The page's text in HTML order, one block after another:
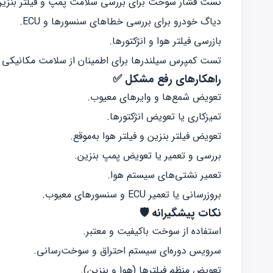
دیاگ خودرو برای بررسی خطاهای سنسورها و ECU.
بازرسی فیلتر هوا و انژکتورها.
تست کمپرس سیلندرها برای اطمینان از سلامت مکانیکی
راهکارهای رفع مشکل ✅
تعویض شمع‌ها و وایرهای معیوب.
تمیزکاری یا تعویض انژکتورها.
تعویض فیلتر بنزین و فیلتر هوا به‌موقع.
بررسی و تعمیر یا تعویض پمپ بنزین.
تعمیر نشتی‌های سیستم هوا.
بروزرسانی یا تعمیر ECU و سنسورهای معیوب.
نکات پیشگیرانه 🛡️
استفاده از سوخت باکیفیت و معتبر.
سرویس دوره‌ای سیستم احتراق و سوخت‌رسانی.